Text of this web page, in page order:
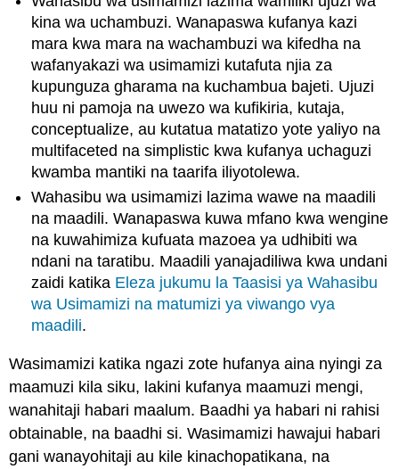
kina wa uchambuzi. Wanapaswa kufanya kazi
mara kwa mara na wachambuzi wa kifedha na
wafanyakazi wa usimamizi kutafuta njia za
kupunguza gharama na kuchambua bajeti. Ujuzi
huu ni pamoja na uwezo wa kufikiria, kutaja,
conceptualize, au kutatua matatizo yote yaliyo na
multifaceted na simplistic kwa kufanya uchaguzi
kwamba mantiki na taarifa iliyotolewa.
Wahasibu wa usimamizi lazima wawe na maadili
na maadili. Wanapaswa kuwa mfano kwa wengine
na kuwahimiza kufuata mazoea ya udhibiti wa
ndani na taratibu. Maadili yanajadiliwa kwa undani
zaidi katika Eleza jukumu la Taasisi ya Wahasibu
wa Usimamizi na matumizi ya viwango vya
maadili.
Wasimamizi katika ngazi zote hufanya aina nyingi za
maamuzi kila siku, lakini kufanya maamuzi mengi,
wanahitaji habari maalum. Baadhi ya habari ni rahisi
obtainable, na baadhi si. Wasimamizi hawajui habari
gani wanayohitaji au kile kinachopatikana, na